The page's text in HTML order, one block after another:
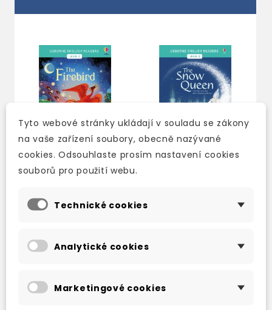
READERS LEVEL 2: THE
FIREBIRD
219 Kč -15% 186 Kč
READERS LEVEL 2: THE
expedujeme)
Tyto webové stránky ukládají v souladu se zákony
na vaše zařízení soubory, obecně nazývané
cookies. Odsouhlaste prosím nastavení cookies
souborů pro použití webu.
Technické cookies
Analytické cookies
Marketingové cookies